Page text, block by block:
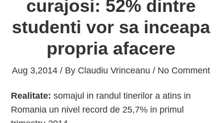
curajosi: 52% dintre
studenti vor sa inceapa
propria afacere
Aug 3,2014 / By Claudiu Vrinceanu / No Comment
Realitate: somajul in randul tinerilor a atins in
Romania un nivel record de 25,7% in primul